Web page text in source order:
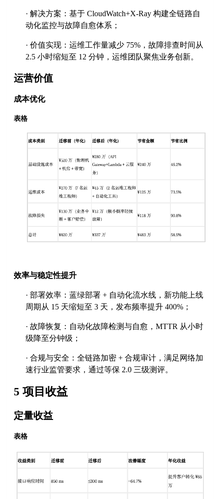
·解决方案：基于 CloudWatch+X-Ray 构建全链路自
动化监控与故障自愈体系；
·价值实现：运维工作量减少 75%，故障排查时间从
2.5 小时缩短至 12 分钟，运维团队聚焦业务创新。
运营价值
成本优化
表格
效率与稳定性提升
·部署效率：蓝绿部署 + 自动化流水线，新功能上线
周期从 15 天缩短至 3 天，发布频率提升 400%；
·故障恢复：自动化故障检测与自愈，MTTR 从小时
级降至分钟级；
·合规与安全：全链路加密 + 合规审计，满足网络加
速行业监管要求，通过等保 2.0 三级测评。
5 项目收益
定量收益
表格